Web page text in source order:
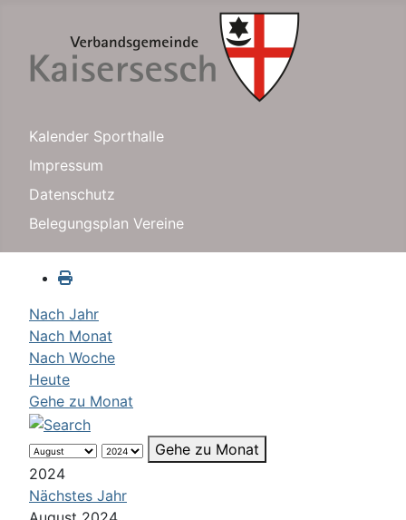
Kalender Sporthalle
Impressum
Datenschutz
Belegungsplan Vereine
Nach Jahr
Nach Monat
Nach Woche
Heute
Gehe zu Monat
Gehe zu Monat
2024
Nächstes Jahr